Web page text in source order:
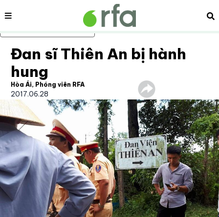
Bỏ qua nội dung chính
Nội dung
Đan sĩ Thiên An bị hành
hung
Hòa Ái, Phóng viên RFA
2017.06.28